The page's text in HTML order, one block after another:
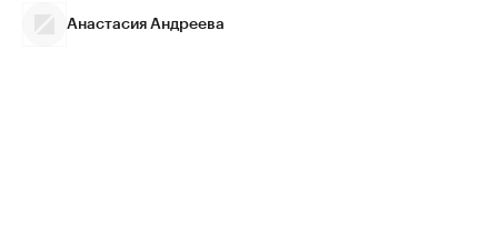
Анастасия Андреева